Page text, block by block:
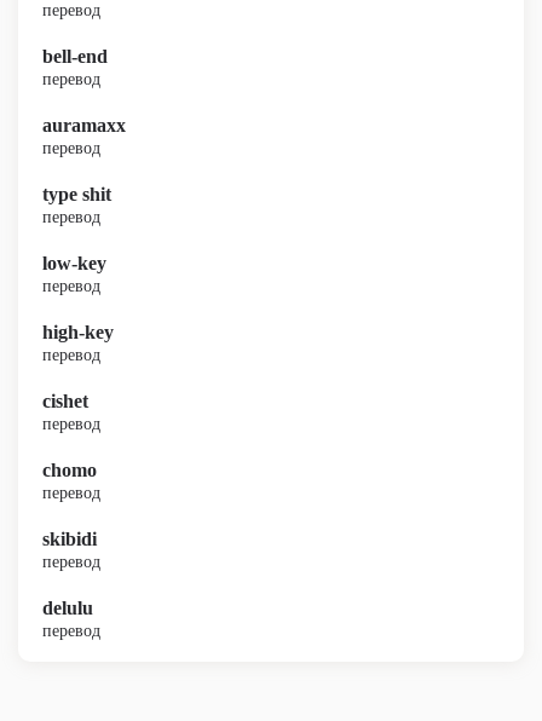
перевод
bell-end
перевод
auramaxx
перевод
type shit
перевод
low-key
перевод
high-key
перевод
cishet
перевод
chomo
перевод
skibidi
перевод
delulu
перевод